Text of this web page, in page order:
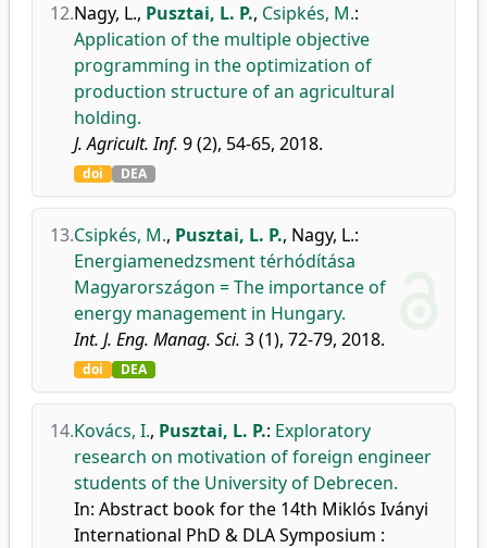
12.Nagy, L., Pusztai, L. P., Csipkés, M.:
Application of the multiple objective
programming in the optimization of
production structure of an agricultural
holding.
J. Agricult. Inf. 9 (2), 54-65, 2018.
doi DEA
13.Csipkés, M., Pusztai, L. P., Nagy, L.:
Energiamenedzsment térhódítása
Magyarországon = The importance of
energy management in Hungary.
Int. J. Eng. Manag. Sci. 3 (1), 72-79, 2018.
doi DEA
14.Kovács, I., Pusztai, L. P.: Exploratory
research on motivation of foreign engineer
students of the University of Debrecen.
In: Abstract book for the 14th Miklós Iványi
International PhD & DLA Symposium :